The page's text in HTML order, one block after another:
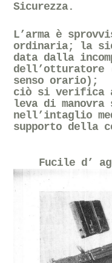
Sicurezza.
L’arma è
ordinaria; la
data dalla
dell’otturatore
senso orario);
ciò si verifica
leva di
nell’intaglio
supporto della
Fucile d’